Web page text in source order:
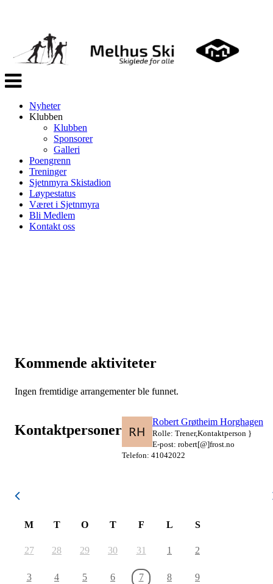
Veksle
navigasjon
Nyheter
Klubben
Klubben
Sponsorer
Galleri
Poengrenn
Treninger
Sjetnmyra Skistadion
Løypestatus
Været i Sjetnmyra
Bli Medlem
Kontakt oss
Kommende aktiviteter
Ingen fremtidige arrangementer ble funnet.
Kontaktpersoner
Robert Grøtheim Horghagen
Rolle: Trener,Kontaktperson }
E-post: robert[@]frost.no
Telefon: 41042022
M T O T F L S
27 28 29 30 31 1 2
3 4 5 6 7 8 9